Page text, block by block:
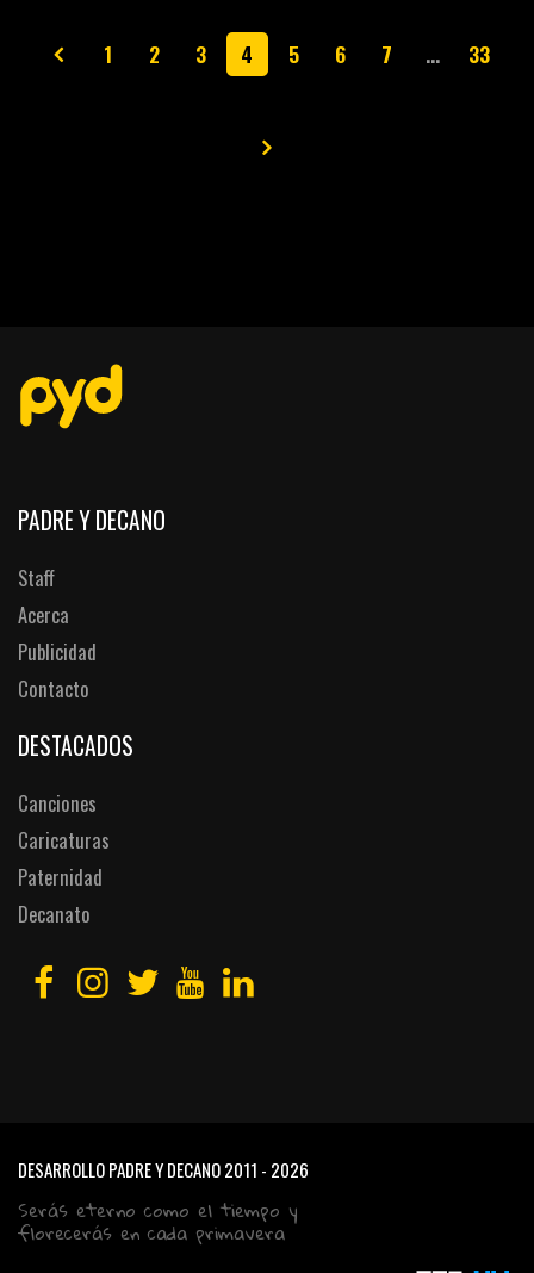
1 2 3 4 5 6 7 … 33
PADRE Y DECANO
Staff
Acerca
Publicidad
Contacto
DESTACADOS
Canciones
Caricaturas
Paternidad
Decanato
DESARROLLO PADRE Y DECANO2011 - 2026
Serás eterno como el tiempo y
florecerás en cada primavera